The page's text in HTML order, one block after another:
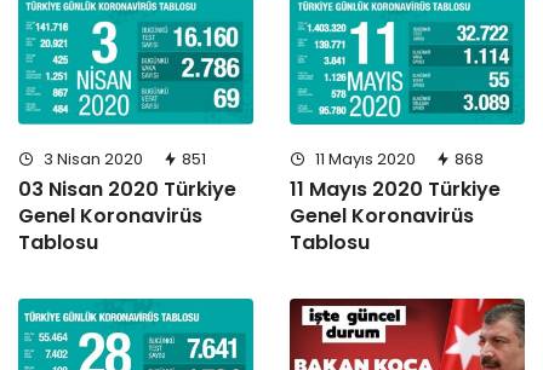
3 Nisan 2020 851
03 Nisan 2020 Türkiye
Genel Koronavirüs
Tablosu
11 Mayıs 2020 868
11 Mayıs 2020 Türkiye
Genel Koronavirüs
Tablosu